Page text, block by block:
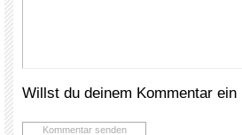
Willst du deinem Kommentar